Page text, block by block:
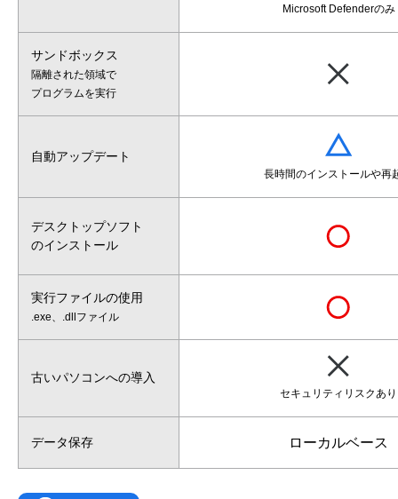
Microsoft Defenderのみ
サンドボックス
隔離された領域で
プログラムを実行
自動アップデート
長時間のインストールや再
デスクトップソフト
のインストール
実行ファイルの使用
.exe、.dllファイル
古いパソコンへの導入
セキュリティ リスクあり
データ保存 ローカルベース